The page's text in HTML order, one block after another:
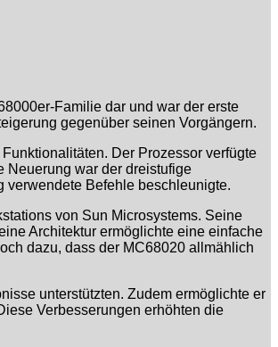
Familie dar und war der erste
gegenüber seinen Vorgängern.
Der Prozessor verfügte
Neuerung war der dreistufige
verwendete Befehle beschleunigte.
von Sun Microsystems. Seine
Architektur ermöglichte eine einfache
dazu, dass der MC68020 allmählich
unterstützten. Zudem ermöglichte er
Verbesserungen erhöhten die